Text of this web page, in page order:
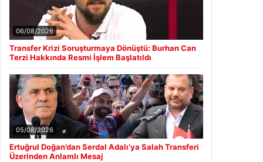
06/08/2026
Transfer Krizi Soruşturmaya Dönüştü: Burhan Can
Terzi Hakkında Resmi İşlem Başlatıldı
05/08/2026
Ertuğrul Doğan’dan Serdal Adalı’ya Salah Transferi
Üzerinden Anlamlı Mesaj